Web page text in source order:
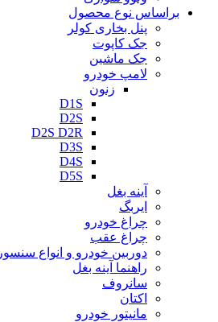
براساس نوع محصول
پنل بخاری کولر
جک کاپوت
جک ماشین
لامپ خودرو
زنون
D1S
D2S
D2S D2R
D3S
D4S
D5S
آینه بغل
ایربگ
چراغ خودرو
چراغ عقب
دوربین خودرو و انواع سنسور
راهنما آینه بغل
سانروف
اکتان
مانیتور خودرو